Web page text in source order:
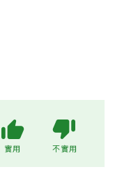
實用 不實用